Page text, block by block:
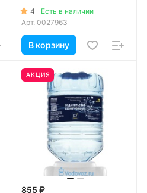
4
Есть в наличии
Арт. 0027963
В корзину
АКЦИЯ
855 ₽